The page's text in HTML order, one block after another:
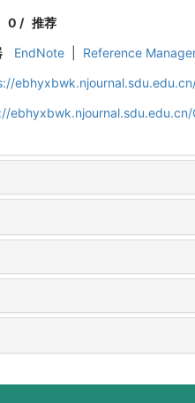
0 / 推荐
EndNote Reference